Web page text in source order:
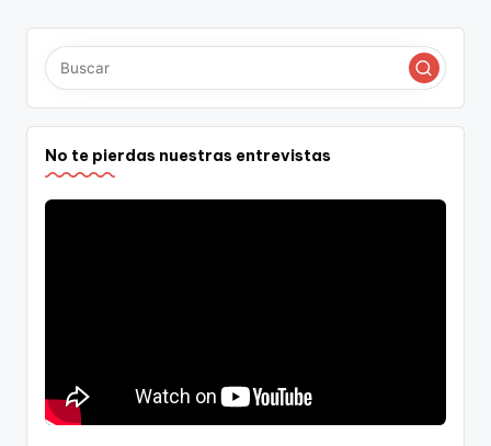
No te pierdas nuestras entrevistas